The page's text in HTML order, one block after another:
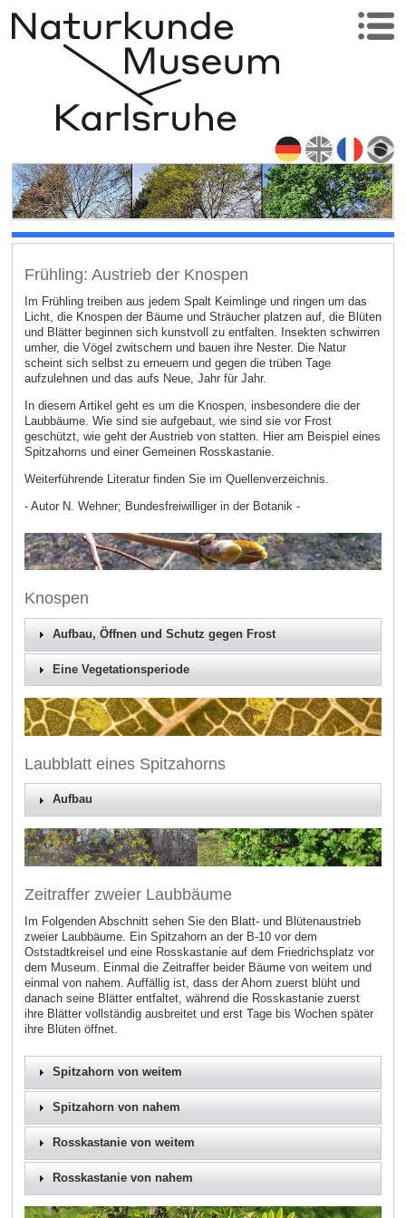
Frühling: Austrieb der Knospen
Im Frühling treiben aus jedem Spalt Keimlinge und ringen um das
Licht, die Knospen der Bäume und Sträucher platzen auf, die Blüten
und Blätter beginnen sich kunstvoll zu entfalten. Insekten schwirren
umher, die Vögel zwitschern und bauen ihre Nester. Die Natur
scheint sich selbst zu erneuern und gegen die trüben Tage
aufzulehnen und das aufs Neue, Jahr für Jahr.
In diesem Artikel geht es um die Knospen, insbesondere die der
Laubbäume. Wie sind sie aufgebaut, wie sind sie vor Frost
geschützt, wie geht der Austrieb von statten. Hier am Beispiel eines
Spitzahorns und einer Gemeinen Rosskastanie.
Weiterführende Literatur finden Sie im Quellenverzeichnis.
- Autor N. Wehner; Bundesfreiwilliger in der Botanik -
Knospen
Aufbau, Öffnen und Schutz gegen Frost
Eine Vegetationsperiode
Laubblatt eines Spitzahorns
Aufbau
Zeitraffer zweier Laubbäume
Im Folgenden Abschnitt sehen Sie den Blatt- und Blütenaustrieb
zweier Laubbäume. Ein Spitzahorn an der B-10 vor dem
Oststadtkreisel und eine Rosskastanie auf dem Friedrichsplatz vor
dem Museum. Einmal die Zeitraffer beider Bäume von weitem und
einmal von nahem. Auffällig ist, dass der Ahorn zuerst blüht und
danach seine Blätter entfaltet, während die Rosskastanie zuerst
ihre Blätter vollständig ausbreitet und erst Tage bis Wochen später
ihre Blüten öffnet.
Spitzahorn von weitem
Spitzahorn von nahem
Rosskastanie von weitem
Rosskastanie von nahem